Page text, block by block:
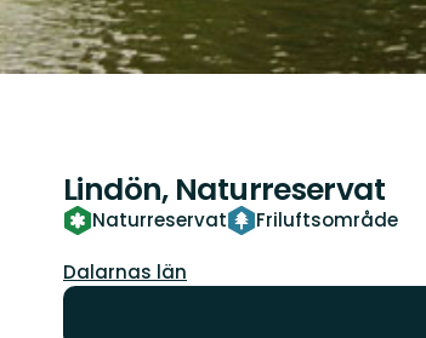
Lindön, Naturreservat
Naturreservat Friluftsområde
Län:
Dalarnas län